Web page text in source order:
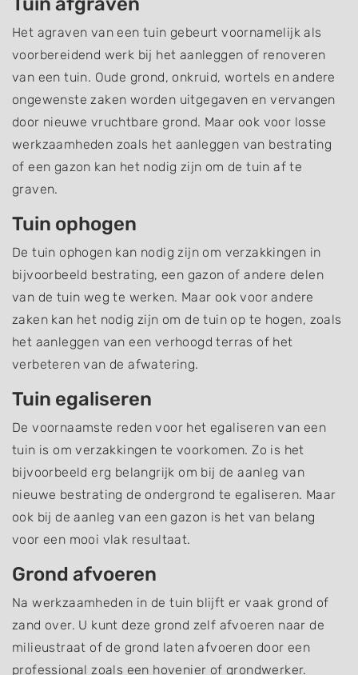
Het agraven van een tuin gebeurt voornamelijk als
voorbereidend werk bij het aanleggen of renoveren
van een tuin. Oude grond, onkruid, wortels en andere
ongewenste zaken worden uitgegaven en vervangen
door nieuwe vruchtbare grond. Maar ook voor losse
werkzaamheden zoals het aanleggen van bestrating
of een gazon kan het nodig zijn om de tuin af te
graven.
Tuin ophogen
De tuin ophogen kan nodig zijn om verzakkingen in
bijvoorbeeld bestrating, een gazon of andere delen
van de tuin weg te werken. Maar ook voor andere
zaken kan het nodig zijn om de tuin op te hogen, zoals
het aanleggen van een verhoogd terras of het
verbeteren van de afwatering.
Tuin egaliseren
De voornaamste reden voor het egaliseren van een
tuin is om verzakkingen te voorkomen. Zo is het
bijvoorbeeld erg belangrijk om bij de aanleg van
nieuwe bestrating de ondergrond te egaliseren. Maar
ook bij de aanleg van een gazon is het van belang
voor een mooi vlak resultaat.
Grond afvoeren
Na werkzaamheden in de tuin blijft er vaak grond of
zand over. U kunt deze grond zelf afvoeren naar de
milieustraat of de grond laten afvoeren door een
professional zoals een hovenier of grondwerker.